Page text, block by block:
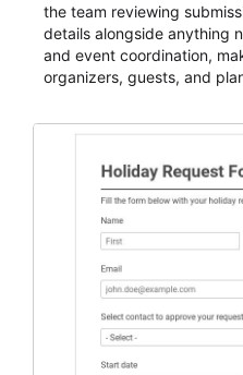
the team reviewing
details alongside anything
and event coordination,
organizers, guests, and
and participant
student enrollment,
event intake, and
keep responses
evaluate submissions,
cleaner registration records